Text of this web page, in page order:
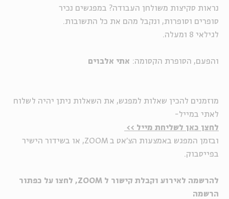
נראות סקיצות משולחן העבודה? במפגשים נכיר
סופרים וסופרות, ונקבל מהם את כל התשובות.
לגילאי 8 ומעלה.
והפעם, הסופרת הקסומה: אתי אלבוים
מוזמנים להכין שאלות למפגש, את השאלות ניתן יהיה לשלוח
לאתי במייל-
לחצן כאן לשליחת מייל >>
ובזמן המפגש באמצעות הצ'אט ב ZOOM, או בשידור הישיר
בפייסבוק.
להרשמה לאירוע וקבלת קישור ל ZOOM, לחצו על כפתור
הרשמה